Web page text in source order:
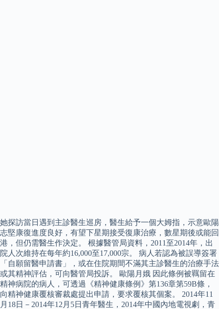
她探訪當日遇到主診醫生巡房，醫生給予一個大姆指，示意歐陽
志堅康復進度良好，有望下星期接受復康治療，數星期後或能回
港，但仍需醫生作決定。 根據醫管局資料，2011至2014年，出
院人次維持在每年約16,000至17,000宗。 病人若認為被誤導簽署
「自願留醫申請書」，或在住院期間不滿其主診醫生的治療手法
或其精神評估，可向醫管局投訴。 歐陽月娥 因此條例被羈留在
精神病院的病人，可透過《精神健康條例》第136章第59B條，
向精神健康覆核審裁處提出申請，要求覆核其個案。 2014年11
月18日－2014年12月5日青年醫生，2014年中國內地電視劇，青